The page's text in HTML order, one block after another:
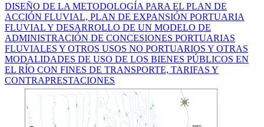
DISEÑO DE LA METODOLOGÍA PARA EL PLAN DE
ACCIÓN FLUVIAL, PLAN DE EXPANSIÓN PORTUARIA
FLUVIAL Y DESARROLLO DE UN MODELO DE
ADMINISTRACIÓN DE CONCESIONES PORTUARIAS
FLUVIALES Y OTROS USOS NO PORTUARIOS Y OTRAS
MODALIDADES DE USO DE LOS BIENES PÚBLICOS EN
EL RÍO CON FINES DE TRANSPORTE, TARIFAS Y
CONTRAPRESTACIONES